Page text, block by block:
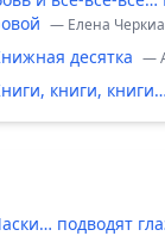
— Елена Черкиа
десятка —
книги, книги…
подводят